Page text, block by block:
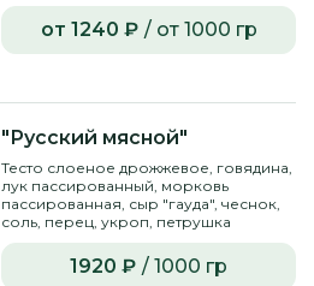
от 1240 ₽ / от 1000 гр
"Русский мясной"
Тесто слоеное дрожжевое, говядина,
лук пассированный, морковь
пассированная, сыр "гауда", чеснок,
соль, перец, укроп, петрушка
1920 ₽ / 1000 гр